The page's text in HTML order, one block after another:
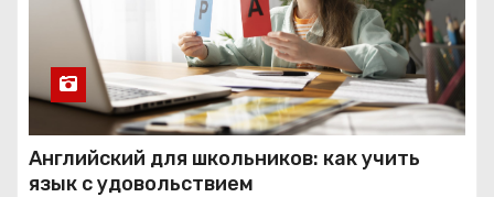
Английский для школьников: как учить
язык с удовольствием